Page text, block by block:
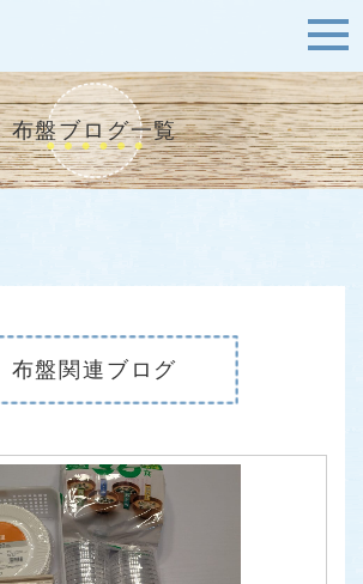
布盤ブログ一覧
布盤関連ブログ